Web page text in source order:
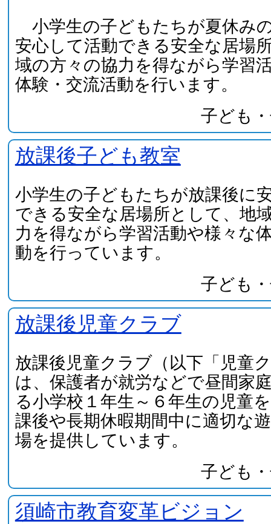
小学生の子どもたちが夏休み
安心して活動できる安全な居場
域の方々の協力を得ながら学習
体験・交流活動を行います。
子ども
放課後子ども教室
小学生の子どもたちが放課後に
できる安全な居場所として、地
力を得ながら学習活動や様々な
動を行っています。
子ども
放課後児童クラブ
放課後児童クラブ（以下「児童
は、保護者が就労などで昼間家
る小学校１年生～６年生の児童
課後や長期休暇期間中に適切な
場を提供しています。
子ども
須崎市教育変革ビジョン